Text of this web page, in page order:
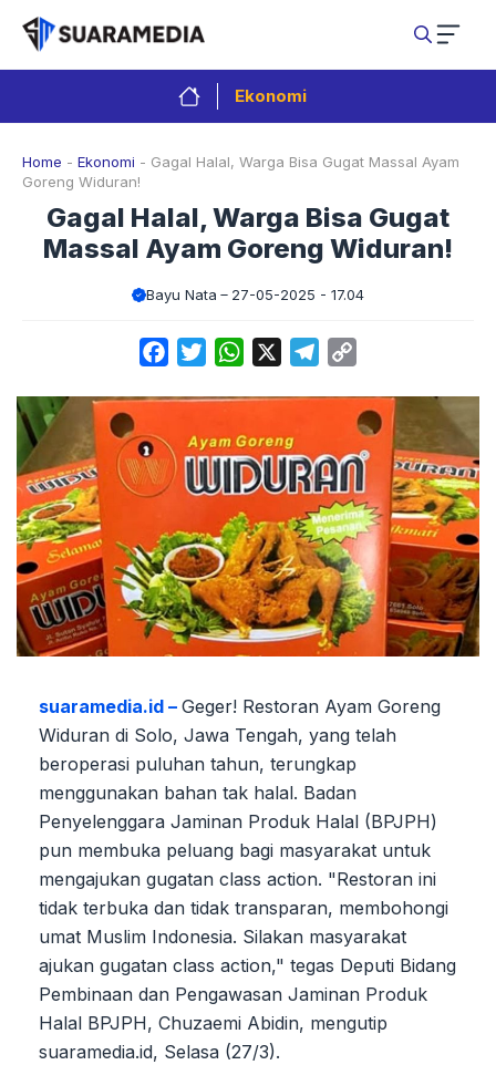
Langsung
isi
Ekonomi
Home - Ekonomi - Gagal Halal, Warga Bisa Gugat Massal Ayam
Goreng Widuran!
Gagal Halal, Warga Bisa Gugat
Massal Ayam Goreng Widuran!
Bayu Nata 27-05-2025 - 17.04
FacebookTwitterWhatsApp Telegram
suaramedia.id – Geger! Restoran Ayam Goreng
Widuran di Solo, Jawa Tengah, yang telah
beroperasi puluhan tahun, terungkap
menggunakan bahan tak halal. Badan
Penyelenggara Jaminan Produk Halal (BPJPH)
pun membuka peluang bagi masyarakat untuk
mengajukan gugatan class action. "Restoran ini
tidak terbuka dan tidak transparan, membohongi
umat Muslim Indonesia. Silakan masyarakat
ajukan gugatan class action," tegas Deputi Bidang
Pembinaan dan Pengawasan Jaminan Produk
Halal BPJPH, Chuzaemi Abidin, mengutip
suaramedia.id, Selasa (27/3).